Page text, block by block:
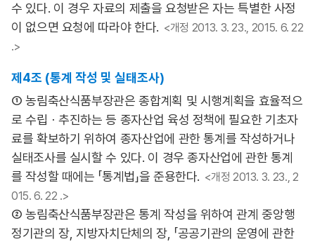
수 있다. 이 경우 자료의 제출을 요청받은 자는 특별한 사정
이 없으면 요청에 따라야 한다. <개정 2013. 3. 23., 2015. 6. 22
.>
제4조 (통계 작성 및 실태조사)
① 농림축산식품부장관은 종합계획 및 시행계획을 효율적으
로 수립ㆍ추진하는 등 종자산업 육성 정책에 필요한 기초자
료를 확보하기 위하여 종자산업에 관한 통계를 작성하거나
실태조사를 실시할 수 있다. 이 경우 종자산업에 관한 통계
를 작성할 때에는 「통계법」을 준용한다. <개정 2013. 3. 23., 2
015. 6. 22 .>
② 농림축산식품부장관은 통계 작성을 위하여 관계 중앙행
정기관의 장, 지방자치단체의 장, 「공공기관의 운영에 관한